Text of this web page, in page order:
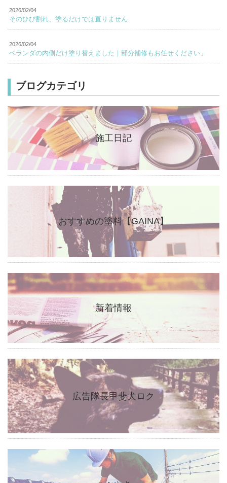
2026/02/04
そのひび割れ、塗るだけでは直りません
2026/02/04
ベランダの内側だけ塗り替えました｜部分補修もお任せください」
ブログカテゴリ
施工日記
おすすめの塗料【GAINA】
新着情報
広告隊長甲斐犬ロク